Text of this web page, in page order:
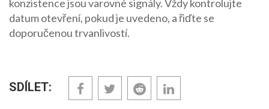
konzistence jsou varovné signály. Vždy kontrolujte
datum otevření, pokud je uvedeno, a řiďte se
doporučenou trvanlivostí.
SDÍLET: